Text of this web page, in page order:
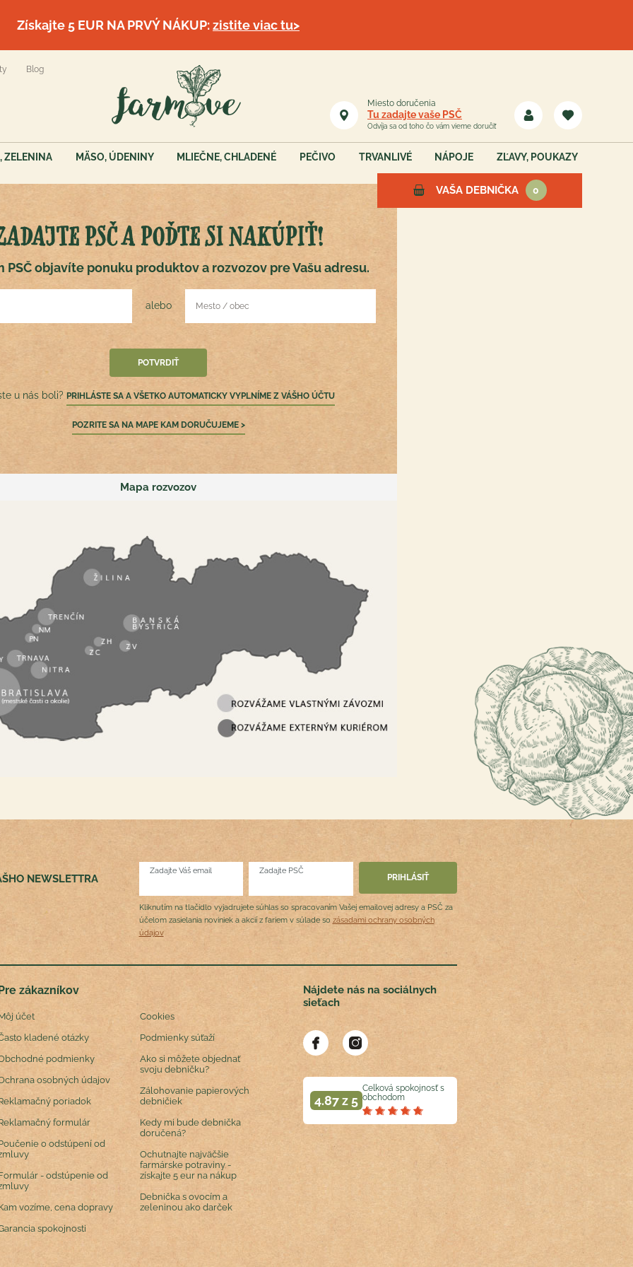
Získajte 5 EUR NA PRVÝ NÁKUP:zistite viac tu>
Blog
Miesto doručenia
Tu zadajte vaše PSČ
Odvíja sa od toho čo vám vieme doručiť
ZELENINA MÄSO, ÚDENINY MLIEČNE, CHLADENÉ PEČIVO TRVANLIVÉ NÁPOJE ZĽAVY, POUKAZY
VAŠA DEBNIČKA 0
PSČ A POĎTE SI NAKÚPIŤ!
PSČ objavíte ponuku produktov a rozvozov pre Vašu adresu.
alebo
u nás boli? PRIHLÁSTE SA A VŠETKO AUTOMATICKY VYPLNÍME Z VÁŠHO ÚČTU
POZRITE SA NA MAPE KAM DORUČUJEME >
Mapa rozvozov
NEWSLETTRA
Zadajte Váš email Zadajte PSČ
Kliknutím na tlačidlo vyjadrujete súhlas so spracovaním Vašej emailovej adresy a PSČ za
účelom zasielania noviniek a akcií z fariem v súlade so zásadami ochrany osobných
údajov
zákazníkov
účet
kladené otázky
podmienky
osobných údajov
poriadok
formulár
o odstúpení od
- odstúpenie od
vozíme, cena dopravy
spokojnosti
Cookies
Podmienky súťaží
Ako si môžete objednať
svoju debničku?
Zálohovanie papierových
debničiek
Kedy mi bude debnička
doručená?
Ochutnajte najväčšie
farmárske potraviny -
získajte 5 eur na nákup
Debnička s ovocím a
zeleninou ako darček
Nájdete nás na sociálnych
sieťach
4.87 z 5
Celková spokojnosť s
obchodom